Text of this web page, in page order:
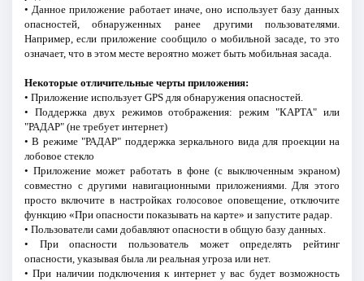
• Данное приложение работает иначе, оно использует базу данных
опасностей, обнаруженных ранее другими пользователями.
Например, если приложение сообщило о мобильной засаде, то это
означает, что в этом месте вероятно может быть мобильная засада.
Некоторые отличительные черты приложения:
• Приложение использует GPS для обнаружения опасностей.
• Поддержка двух режимов отображения: режим "КАРТА" или
"РАДАР" (не требует интернет)
• В режиме "РАДАР" поддержка зеркального вида для проекции на
лобовое стекло
• Приложение может работать в фоне (с выключенным экраном)
совместно с другими навигационными приложениями. Для этого
просто включите в настройках голосовое оповещение, отключите
функцию «При опасности показывать на карте» и запустите радар.
• Пользователи сами добавляют опасности в общую базу данных.
• При опасности пользователь может определять рейтинг
опасности, указывая была ли реальная угроза или нет.
• При наличии подключения к интернет у вас будет возможность